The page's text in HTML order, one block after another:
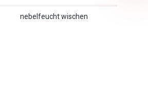
nebelfeucht wischen